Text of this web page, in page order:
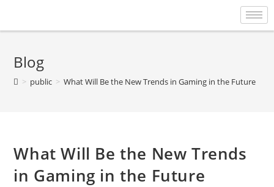
Blog
> public > What Will Be the New Trends in Gaming in the Future
What Will Be the New Trends
in Gaming in the Future